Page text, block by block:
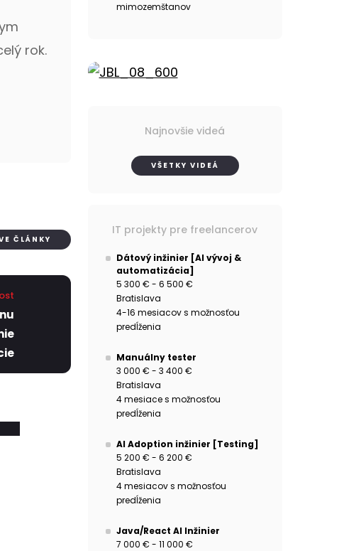
rok.
ČLÁNKY
mimozemštanov
Najnovšie videá
VŠETKY VIDEÁ
IT projekty pre freelancerov
Dátový inžinier [AI vývoj &
automatizácia]
5 300 € - 6 500 €
Bratislava
4-16 mesiacov s možnosťou
predĺženia
Manuálny tester
3 000 € - 3 400 €
Bratislava
4 mesiace s možnosťou
predĺženia
AI Adoption inžinier [Testing]
5 200 € - 6 200 €
Bratislava
4 mesiacov s možnosťou
predĺženia
Java/React AI Inžinier
7 000 € - 11 000 €